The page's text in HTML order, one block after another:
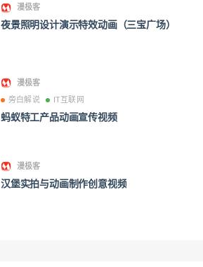
漫极客
夜景照明设计演示特效动画（三宝广场）
漫极客
旁白解说 IT互联网
蚂蚁特工产品动画宣传视频
漫极客
汉堡实拍与动画制作创意视频